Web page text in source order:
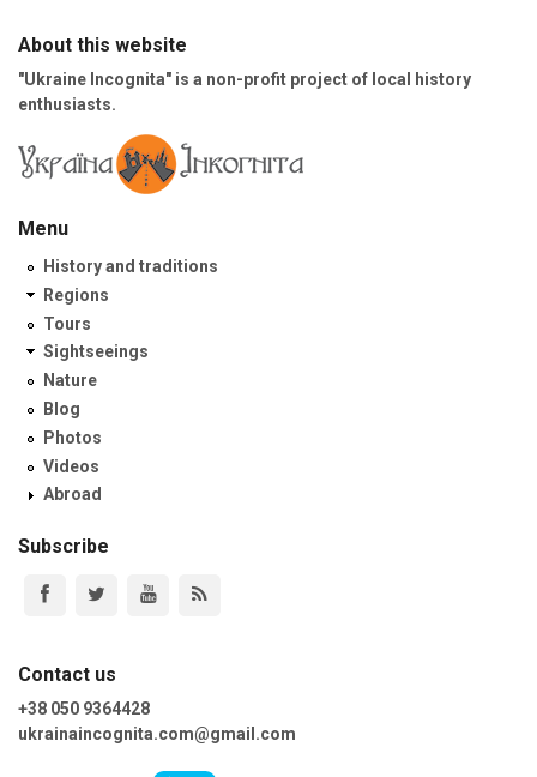
About this website
"Ukraine Incognita" is a non-profit project of local history
enthusiasts.
Menu
History and traditions
Regions
Tours
Sightseeings
Nature
Blog
Photos
Videos
Abroad
Subscribe
Contact us
+38 050 9364428
ukrainaincognita.com@gmail.com